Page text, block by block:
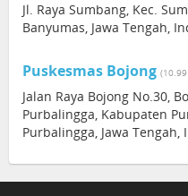
Jl. Raya Sumbang, Kec.
Banyumas, Jawa Tengah,
Puskesmas Bojong
Jalan Raya Bojong No.30,
Purbalingga, Kabupaten
Purbalingga, Jawa Tengah,